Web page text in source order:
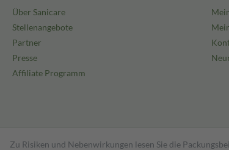
Über Sanicare
Stellenangebote
Partner
Presse
Affiliate Programm
Zu Risiken und Nebenwirkungen lesen Sie die